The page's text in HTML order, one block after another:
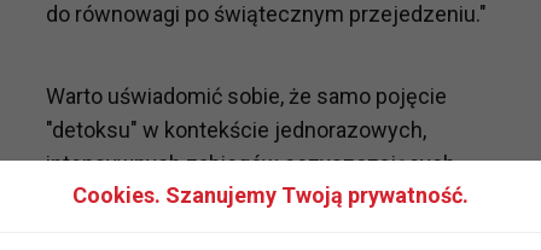
do równowagi po świątecznym przejedzeniu."
Warto uświadomić sobie, że samo pojęcie
"detoksu" w kontekście jednorazowych,
intensywnych zabiegów oczyszczających
jest w dużej mierze marketingowym mitem.
Cookies. Szanujemy Twoją prywatność.